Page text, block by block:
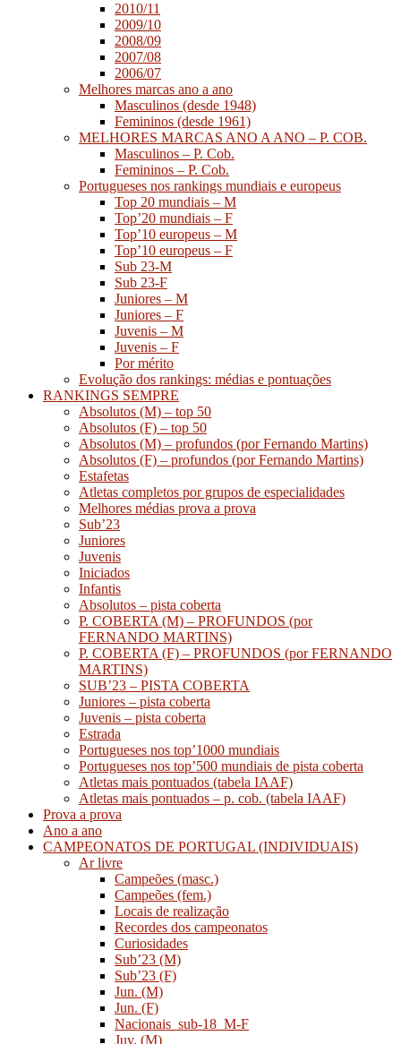
2010/11
2009/10
2008/09
2007/08
2006/07
Melhores marcas ano a ano
Masculinos (desde 1948)
Femininos (desde 1961)
MELHORES MARCAS ANO A ANO – P. COB.
Masculinos – P. Cob.
Femininos – P. Cob.
Portugueses nos rankings mundiais e europeus
Top 20 mundiais – M
Top’20 mundiais – F
Top’10 europeus – M
Top’10 europeus – F
Sub 23-M
Sub 23-F
Juniores – M
Juniores – F
Juvenis – M
Juvenis – F
Por mérito
Evolução dos rankings: médias e pontuações
RANKINGS SEMPRE
Absolutos (M) – top 50
Absolutos (F) – top 50
Absolutos (M) – profundos (por Fernando Martins)
Absolutos (F) – profundos (por Fernando Martins)
Estafetas
Atletas completos por grupos de especialidades
Melhores médias prova a prova
Sub’23
Juniores
Juvenis
Iniciados
Infantis
Absolutos – pista coberta
P. COBERTA (M) – PROFUNDOS (por
FERNANDO MARTINS)
P. COBERTA (F) – PROFUNDOS (por FERNANDO
MARTINS)
SUB’23 – PISTA COBERTA
Juniores – pista coberta
Juvenis – pista coberta
Estrada
Portugueses nos top’1000 mundiais
Portugueses nos top’500 mundiais de pista coberta
Atletas mais pontuados (tabela IAAF)
Atletas mais pontuados – p. cob. (tabela IAAF)
Prova a prova
Ano a ano
CAMPEONATOS DE PORTUGAL (INDIVIDUAIS)
Ar livre
Campeões (masc.)
Campeões (fem.)
Locais de realização
Recordes dos campeonatos
Curiosidades
Sub’23 (M)
Sub’23 (F)
Jun. (M)
Jun. (F)
Nacionais_sub-18_M-F
Juv. (M)